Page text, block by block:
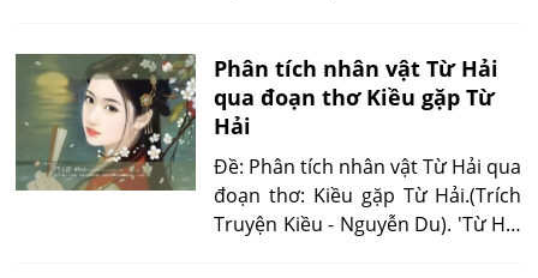
của ngòi bút thiên tài Nguyễn Du,
nhất là trong cảnh báo ân báo
oán...
Phân tích nhân vật Từ Hải
qua đoạn thơ Kiều gặp Từ
Hải
Đề: Phân tích nhân vật Từ Hải qua
đoạn thơ: Kiều gặp Từ Hải.(Trích
Truyện Kiều - Nguyễn Du). 'Từ Hải